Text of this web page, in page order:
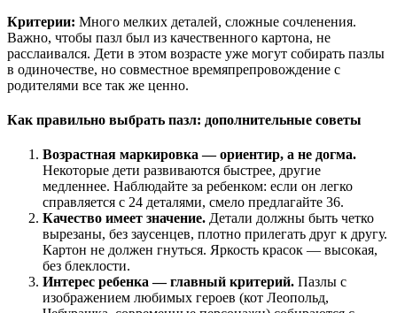
Критерии: Много мелких деталей, сложные сочленения.
Важно, чтобы пазл был из качественного картона, не
расслаивался. Дети в этом возрасте уже могут собирать пазлы
в одиночестве, но совместное времяпрепровождение с
родителями все так же ценно.
Как правильно выбрать пазл: дополнительные советы
Возрастная маркировка — ориентир, а не догма.
Некоторые дети развиваются быстрее, другие
медленнее. Наблюдайте за ребенком: если он легко
справляется с 24 деталями, смело предлагайте 36.
Качество имеет значение. Детали должны быть четко
вырезаны, без заусенцев, плотно прилегать друг к другу.
Картон не должен гнуться. Яркость красок — высокая,
без блеклости.
Интерес ребенка — главный критерий. Пазлы с
изображением любимых героев (кот Леопольд,